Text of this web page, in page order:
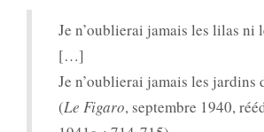
Je n’oublierai jamais les lilas ni
[…]
Je n’oublierai jamais les jardins
(Le Figaro, septembre 1940,